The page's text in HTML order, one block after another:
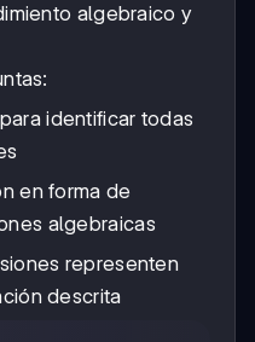
algebraico y
identificar todas
en forma de
algebraicas
representen
descrita